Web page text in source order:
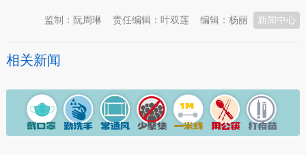
新闻中心
编辑：杨丽
责任编辑：叶双莲
监制：阮周琳
相关新闻